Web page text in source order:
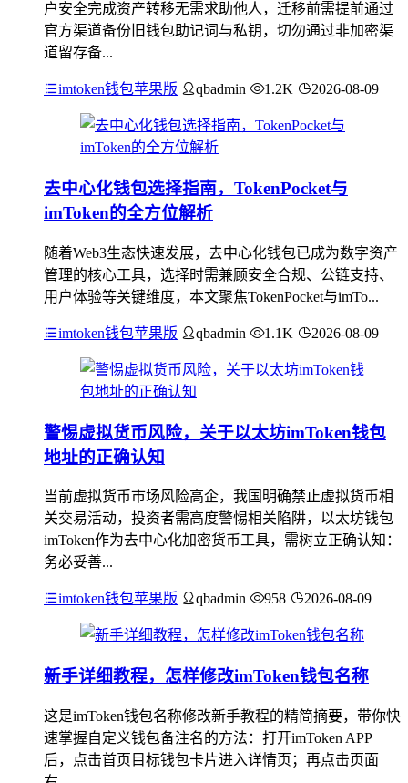
户安全完成资产转移无需求助他人，迁移前需提前通过
官方渠道备份旧钱包助记词与私钥，切勿通过非加密渠
道留存备...
imtoken钱包苹果版 qbadmin 1.2K 2026-08-09
去中心化钱包选择指南，TokenPocket与
imToken的全方位解析
随着Web3生态快速发展，去中心化钱包已成为数字资产
管理的核心工具，选择时需兼顾安全合规、公链支持、
用户体验等关键维度，本文聚焦TokenPocket与imTo...
imtoken钱包苹果版 qbadmin 1.1K 2026-08-09
警惕虚拟货币风险，关于以太坊imToken钱包
地址的正确认知
当前虚拟货币市场风险高企，我国明确禁止虚拟货币相
关交易活动，投资者需高度警惕相关陷阱，以太坊钱包
imToken作为去中心化加密货币工具，需树立正确认知：
务必妥善...
imtoken钱包苹果版 qbadmin 958 2026-08-09
新手详细教程，怎样修改imToken钱包名称
这是imToken钱包名称修改新手教程的精简摘要，带你快
速掌握自定义钱包备注名的方法：打开imToken APP
后，点击首页目标钱包卡片进入详情页；再点击页面